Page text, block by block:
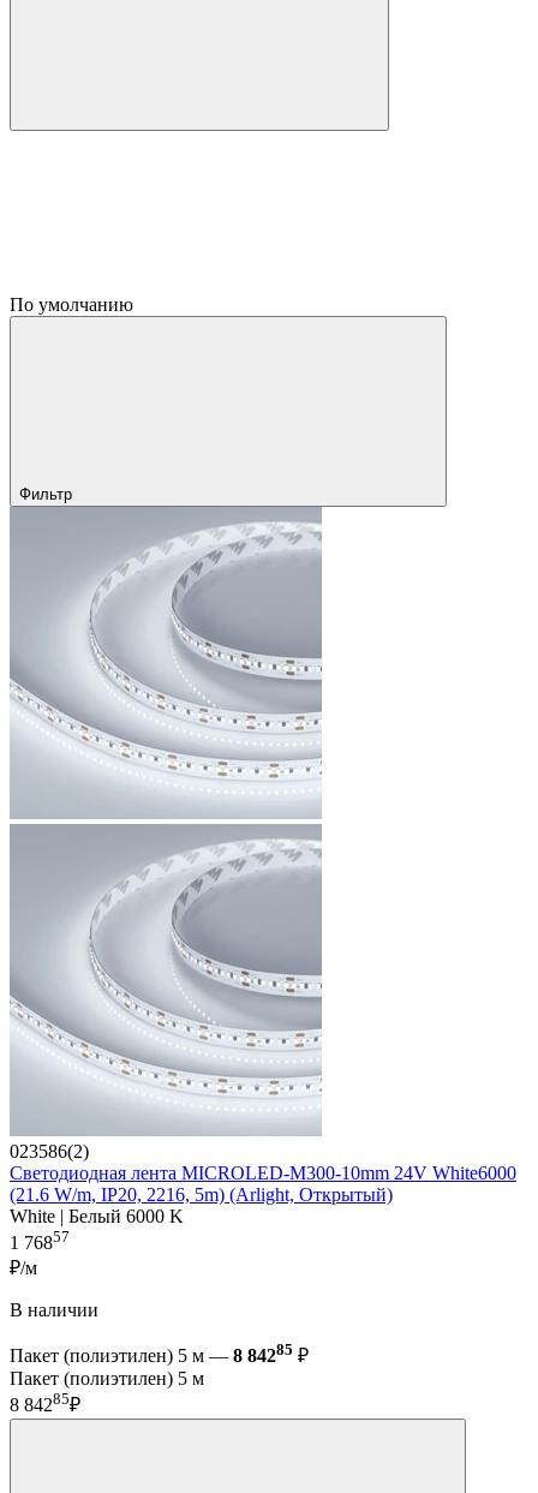
По умолчанию
Фильтр
023586(2)
Светодиодная лента MICROLED-M300-10mm 24V White6000
(21.6 W/m, IP20, 2216, 5m) (Arlight, Открытый)
White | Белый 6000 K
1 76857
₽/м
В наличии
Пакет (полиэтилен) 5 м — 8 84285 ₽
Пакет (полиэтилен) 5 м
8 84285₽